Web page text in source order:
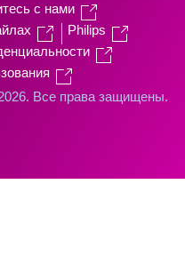
с нами
Philips
Все права защищены.